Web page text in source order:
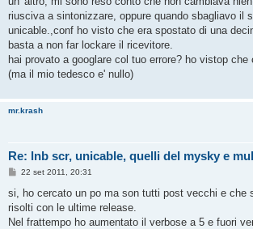
i
o
riusciva a sintonizzare, oppure quando sbagliavo il
unicable.,conf ho visto che era spostato di una
basta a non far lockare il ricevitore.
hai provato a googlare col tuo errore? ho vistop
(ma il mio tedesco e' nullo)
mr.krash
Re: lnb scr, unicable, quelli del mysky e
M
s
a
g
22 set 2011, 20:31
si, ho cercato un po ma son tutti post vecchi e che
risolti con le ultime release.
Nel frattempo ho aumentato il verbose a 5 e fuori